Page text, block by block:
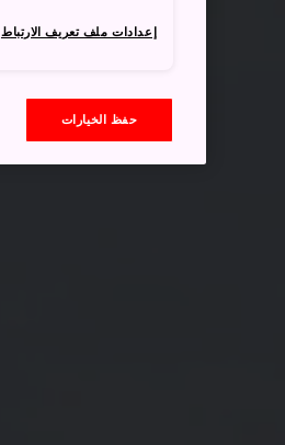
إعدادات ملف تعريف الارتباط
حفظ الخيارات